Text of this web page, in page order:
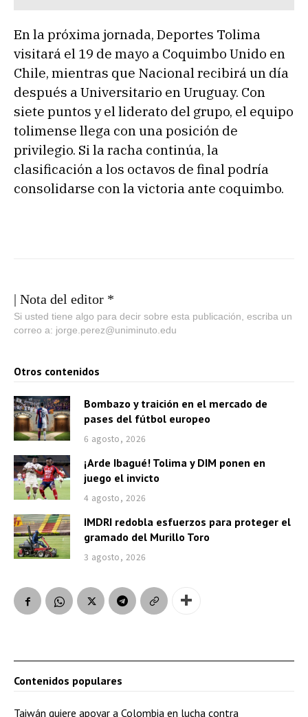
En la próxima jornada, Deportes Tolima
visitará el 19 de mayo a Coquimbo Unido en
Chile, mientras que Nacional recibirá un día
después a Universitario en Uruguay. Con
siete puntos y el liderato del grupo, el equipo
tolimense llega con una posición de
privilegio. Si la racha continúa, la
clasificación a los octavos de final podría
consolidarse con la victoria ante coquimbo.
| Nota del editor *
Si usted tiene algo para decir sobre esta publicación, escriba un
correo a: jorge.perez@uniminuto.edu
Otros contenidos
Bombazo y traición en el mercado de
pases del fútbol europeo
6 agosto, 2026
¡Arde Ibagué! Tolima y DIM ponen en
juego el invicto
4 agosto, 2026
IMDRI redobla esfuerzos para proteger el
gramado del Murillo Toro
3 agosto, 2026
Contenidos populares
Taiwán quiere apoyar a Colombia en lucha contra